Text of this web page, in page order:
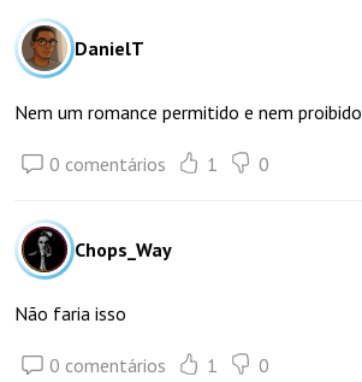
DanielT
Nem um romance permitido e nem proibido
0 comentários 1 0
Chops_Way
Não faria isso
0 comentários 1 0